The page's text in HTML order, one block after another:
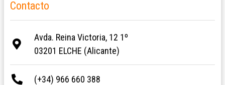
Contacto
Avda. Reina Victoria, 12 1º
03201 ELCHE (Alicante)
(+34) 966 660 388